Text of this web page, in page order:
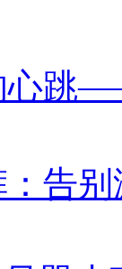
心跳
告